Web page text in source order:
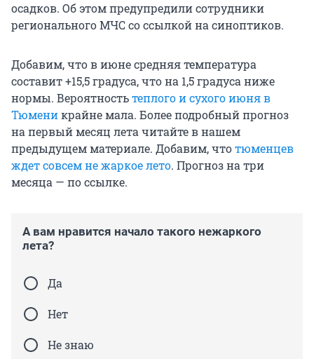
осадков. Об этом предупредили сотрудники
регионального МЧС со ссылкой на синоптиков.
Добавим, что в июне средняя температура
составит +15,5 градуса, что на 1,5 градуса ниже
нормы. Вероятностьтеплого и сухого июня в
Тюменикрайне мала. Более подробный прогноз
на первый месяц лета читайте в нашем
предыдущем материале. Добавим, чтотюменцев
ждет совсем не жаркое лето. Прогноз на три
месяца — по ссылке.
А вам нравится начало такого нежаркого
лета?
Да
Нет
Не знаю